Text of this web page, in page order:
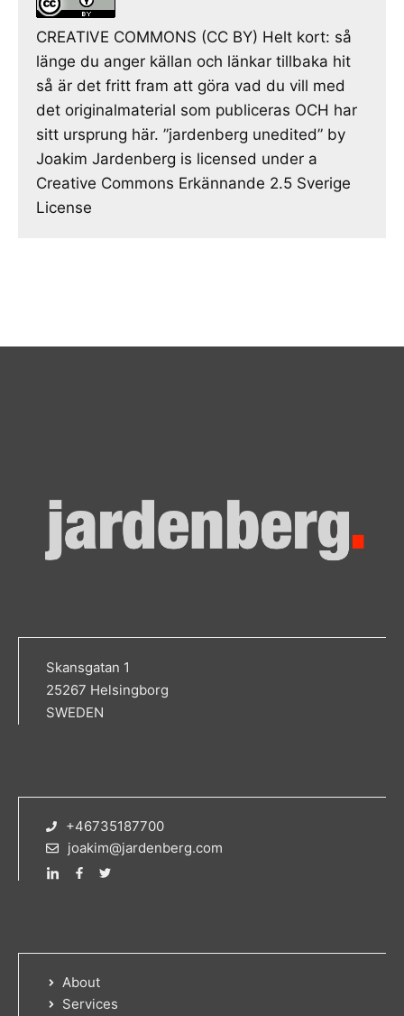
CREATIVE COMMONS (CC BY) Helt kort: så
länge du anger källan och länkar tillbaka hit
så är det fritt fram att göra vad du vill med
det originalmaterial som publiceras OCH har
sitt ursprung här. ”jardenberg unedited” by
Joakim Jardenberg is licensed under a
Creative Commons Erkännande 2.5 Sverige
License
Skansgatan 1
25267 Helsingborg
SWEDEN
+46735187700
joakim@jardenberg.com
About
Services